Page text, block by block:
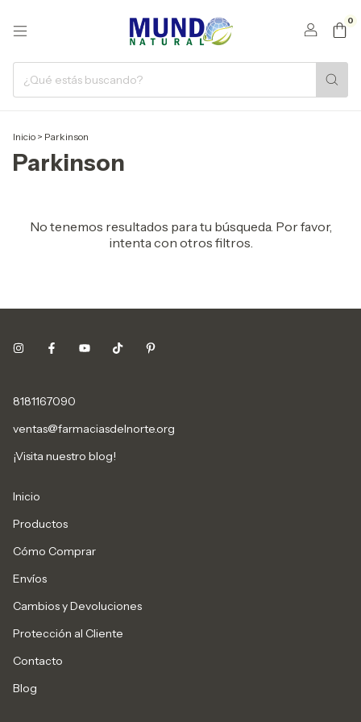
0
Inicio > Parkinson
Parkinson
No tenemos resultados para tu búsqueda. Por favor,
intenta con otros filtros.
8181167090
ventas@farmaciasdelnorte.org
¡Visita nuestro blog!
Inicio
Productos
Cómo Comprar
Envíos
Cambios y Devoluciones
Protección al Cliente
Contacto
Blog